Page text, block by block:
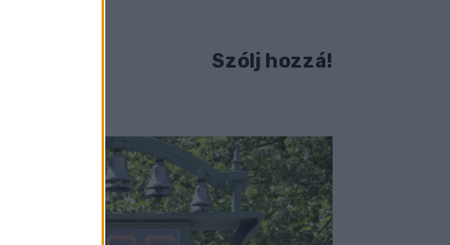
Szólj hozzá!